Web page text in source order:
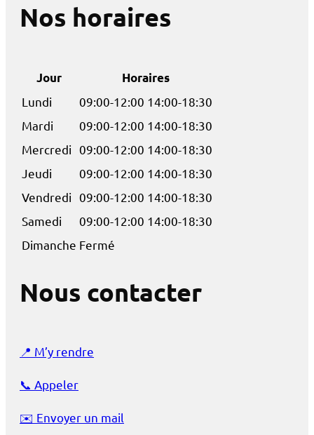
Nos horaires
Jour
Horaires
Lundi
09:00-12:00 14:00-18:30
Mardi
09:00-12:00 14:00-18:30
Mercredi 09:00-12:00 14:00-18:30
Jeudi
09:00-12:00 14:00-18:30
Vendredi 09:00-12:00 14:00-18:30
Samedi
09:00-12:00 14:00-18:30
Dimanche Fermé
Nous contacter
📍 M’y rendre
📞 Appeler
✉️ Envoyer un mail